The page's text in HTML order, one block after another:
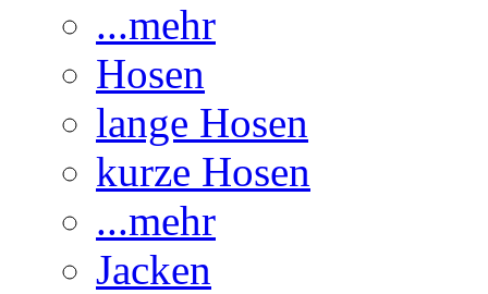
...mehr
Hosen
lange Hosen
kurze Hosen
...mehr
Jacken